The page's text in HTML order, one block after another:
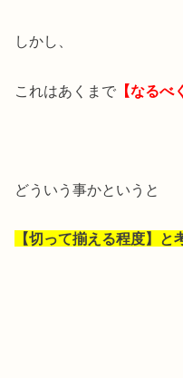
しかし、
これはあくまで 【なる
どういう事かというと
【切って揃える程度】と